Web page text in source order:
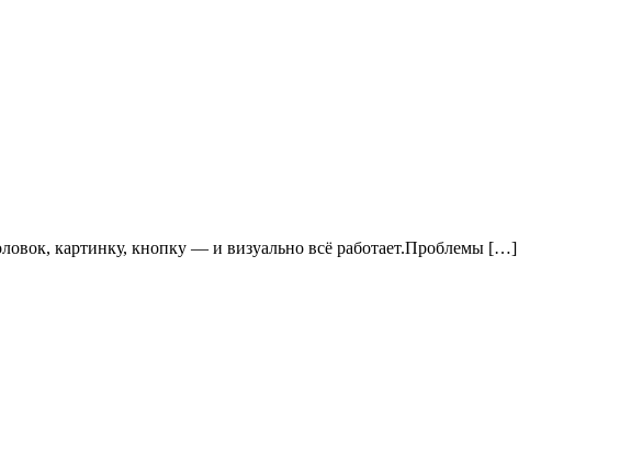
картинку, кнопку — и визуально всё работает.Проблемы […]